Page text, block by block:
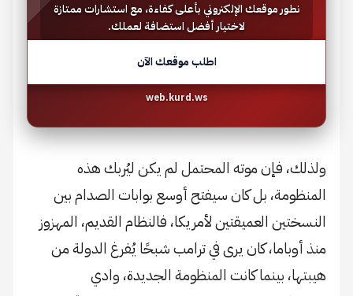
نطور موقعك الإلكتروني بأعلى كفاءة، مع استشارات ممتازة
لاختيار أفضل استضافة لعملك.
اطلب موقعك الآن
web.kurd.ws
ولذلك، فإن موته المحتمل لم يكن ليُربك هذه
المنظومة، بل كان سيفتح أوسع بوابات الصدام بين
النسختين العميقتين لأمريكا، فالنظام القديم، المهزوز
منذ أوباما، كان يرى في ترامب شبحًا يُفرغ الدولة من
هيبتها، بينما كانت المنظومة الجديدة، وادي